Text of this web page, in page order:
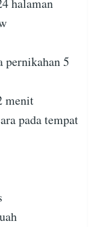
halaman
pernikahan 5
menit
pada tempat